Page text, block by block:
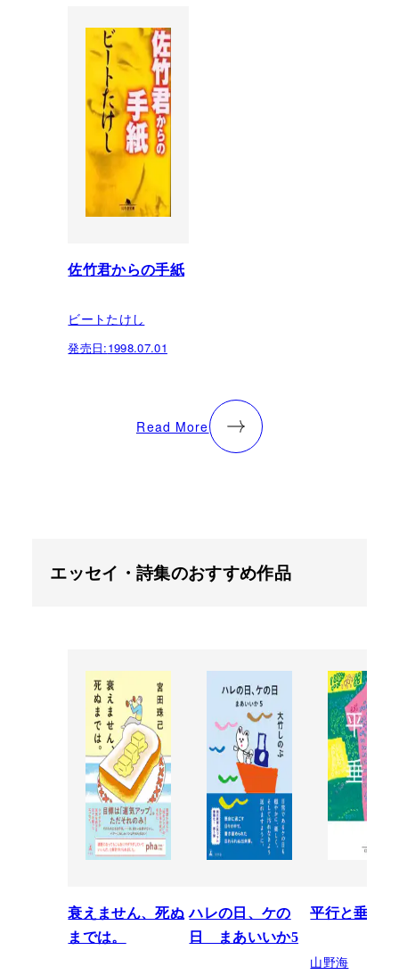
佐竹君からの手紙
ビートたけし
発売日:1998.07.01
Read More
エッセイ・詩集のおすすめ作品
衰えません、死ぬ
までは。
ハレの日、ケの
日 まあいいか5
平行と垂直
山野海